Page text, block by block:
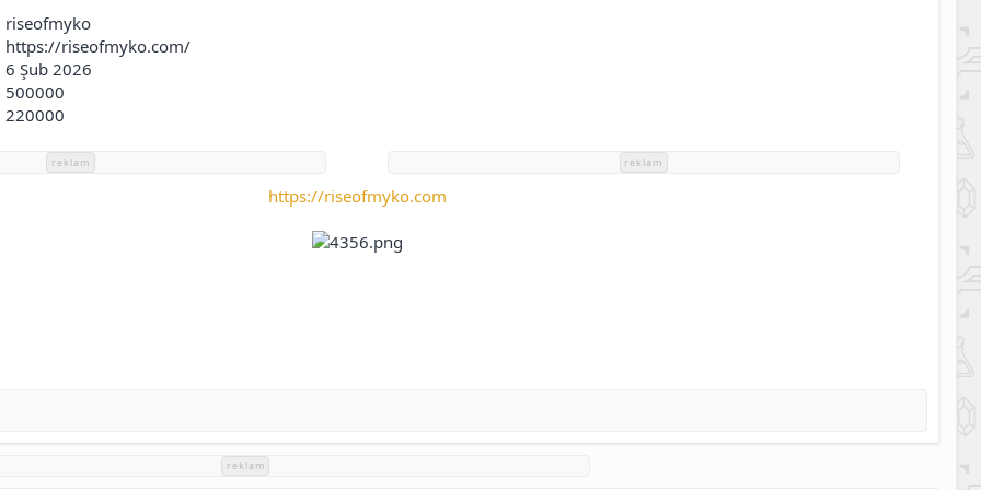
riseofmyko
https://riseofmyko.com/
6 Şub 2026
500000
220000
reklam reklam
https://riseofmyko.com
reklam